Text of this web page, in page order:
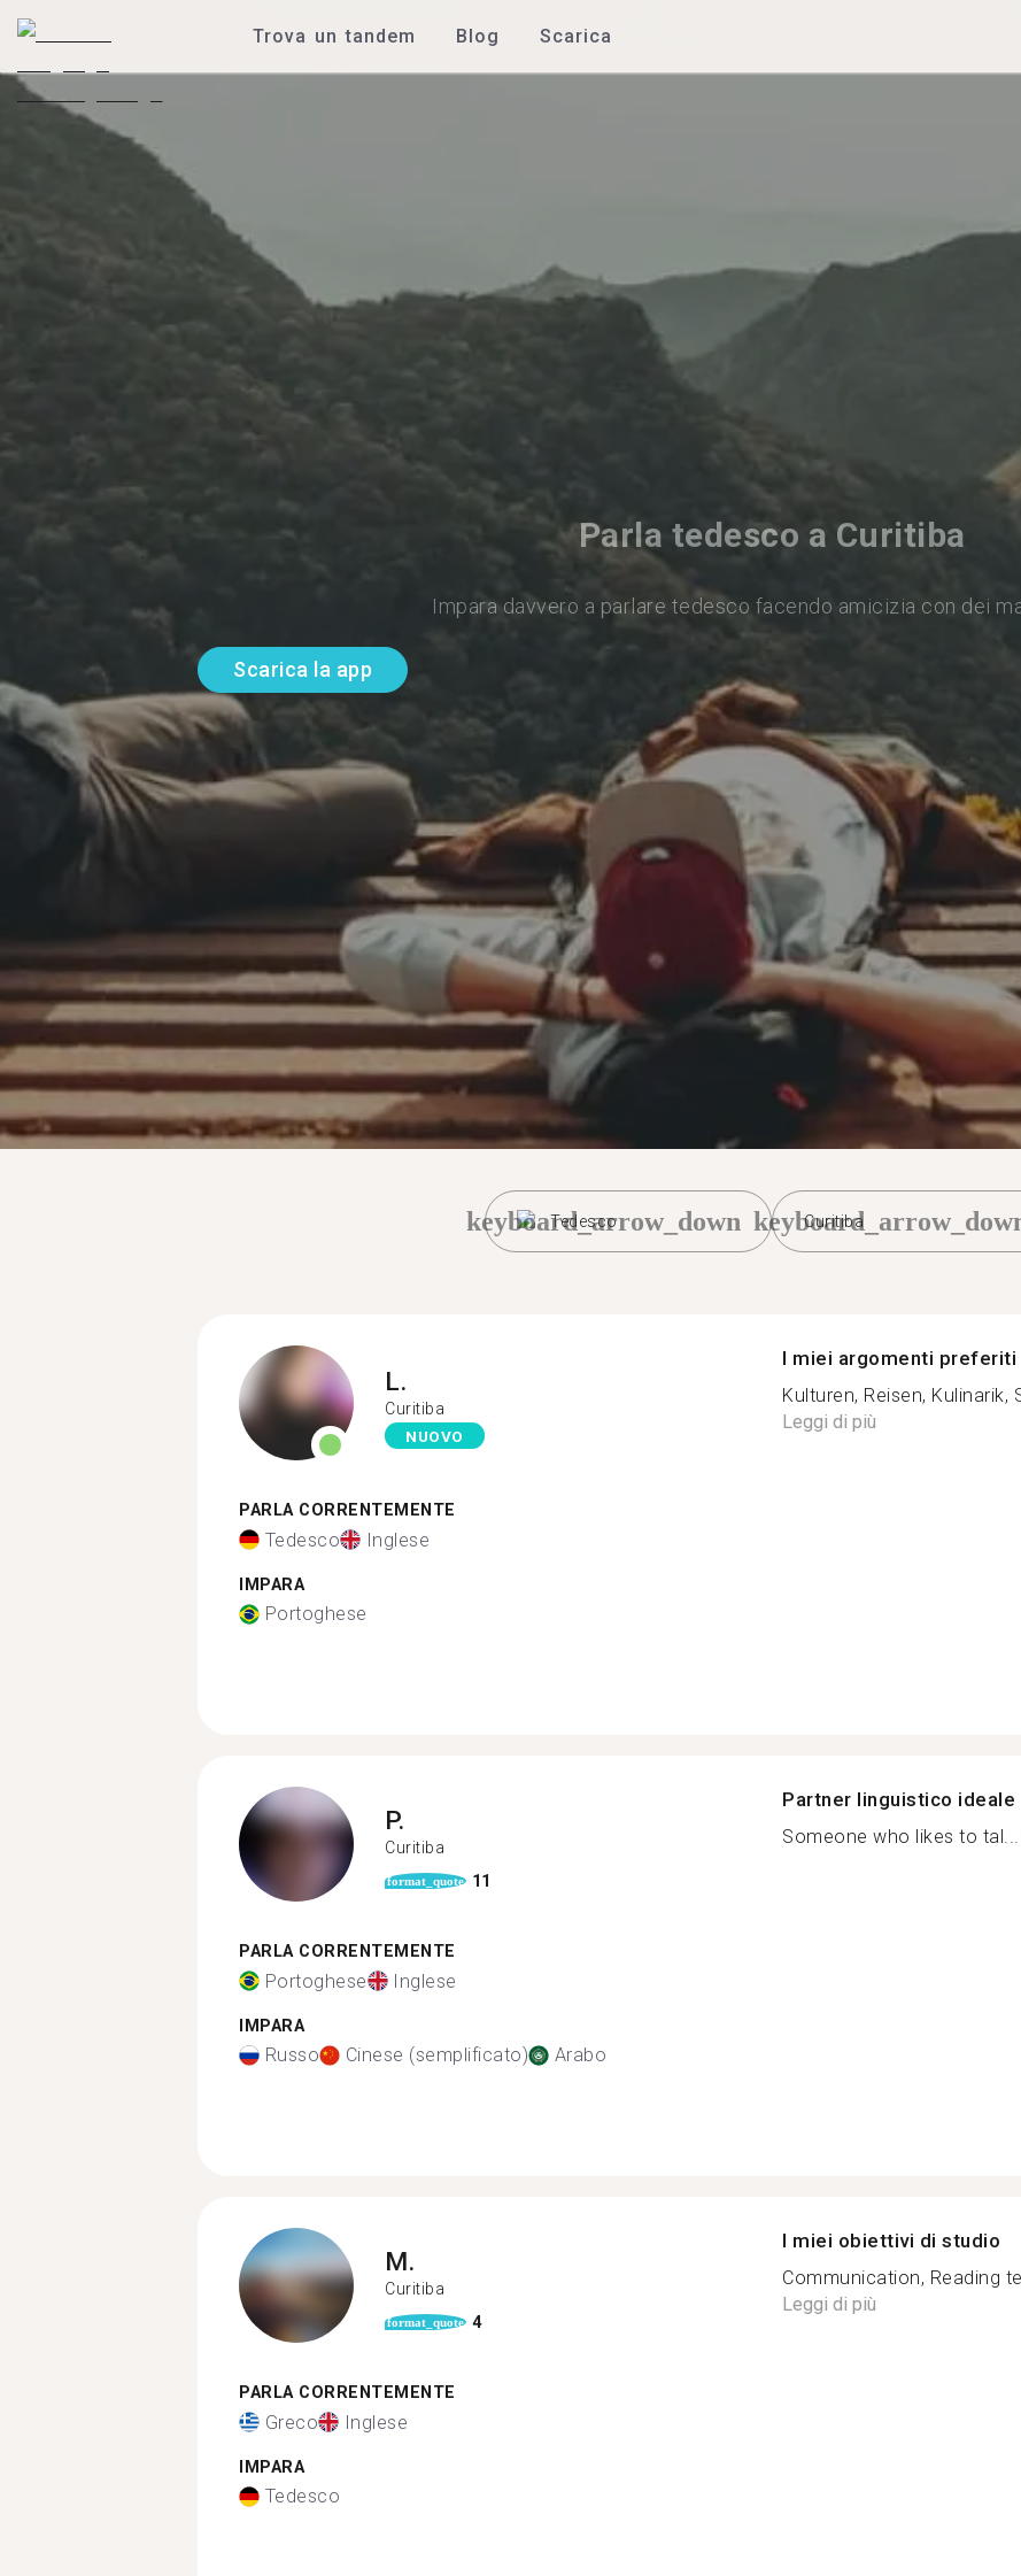
Trova un tandem Blog Scarica
Parla tedesco a Curitiba
Impara davvero a parlare tedesco facendo amicizia con dei
Scarica la app
Tedesco
keyboard_arrow_down Curitiba
L.
Curitiba
NUOVO
PARLA CORRENTEMENTE
Tedesco Inglese
IMPARA
Portoghese
I miei argomenti preferiti
Kulturen, Reisen, Kulinarik,
Leggi di più
P.
Curitiba
format_quote 11
PARLA CORRENTEMENTE
Portoghese Inglese
IMPARA
Russo Cinese (semplificato) Arabo
Partner linguistico ideale
Someone who likes to tal...
M.
Curitiba
format_quote 4
PARLA CORRENTEMENTE
Greco Inglese
IMPARA
Tedesco
I miei obiettivi di studio
Communication, Reading
Leggi di più